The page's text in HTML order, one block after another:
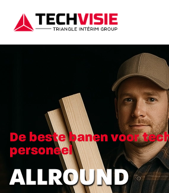
De beste banen voor
personeel
ALLROUND